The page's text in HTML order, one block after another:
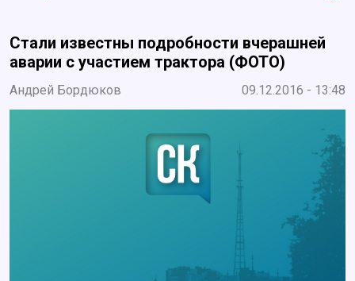
Стали известны подробности вчерашней
аварии с участием трактора (ФОТО)
Андрей Бордюков 09.12.2016 - 13:48